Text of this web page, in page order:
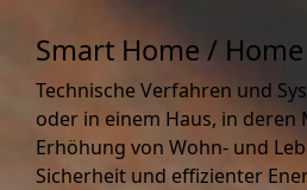
Smart Home /
Technische Verfahren und
oder in einem Haus, in
Erhöhung von Wohn- und
Sicherheit und effizienter